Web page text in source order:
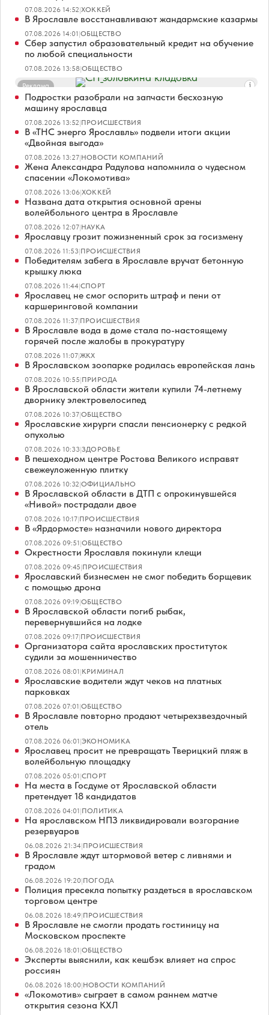
07.08.2026 14:52|ХОККЕЙ
В Ярославле восстанавливают жандармские казармы
07.08.2026 14:01|ОБЩЕСТВО
Сбер запустил образовательный кредит на обучение
по любой специальности
07.08.2026 13:58|ОБЩЕСТВО
Реклама
Подростки разобрали на запчасти бесхозную
машину ярославца
07.08.2026 13:52|ПРОИСШЕСТВИЯ
В «ТНС энерго Ярославль» подвели итоги акции
«Двойная выгода»
07.08.2026 13:27|НОВОСТИ КОМПАНИЙ
Жена Александра Радулова напомнила о чудесном
спасении «Локомотива»
07.08.2026 13:06|ХОККЕЙ
Названа дата открытия основной арены
волейбольного центра в Ярославле
07.08.2026 12:07|НАУКА
Ярославцу грозит пожизненный срок за госизмену
07.08.2026 11:53|ПРОИСШЕСТВИЯ
Победителям забега в Ярославле вручат бетонную
крышку люка
07.08.2026 11:44|СПОРТ
Ярославец не смог оспорить штраф и пени от
каршеринговой компании
07.08.2026 11:37|ПРОИСШЕСТВИЯ
В Ярославле вода в доме стала по-настоящему
горячей после жалобы в прокуратуру
07.08.2026 11:07|ЖКХ
В Ярославском зоопарке родилась европейская лань
07.08.2026 10:55|ПРИРОДА
В Ярославской области жители купили 74-летнему
дворнику электровелосипед
07.08.2026 10:37|ОБЩЕСТВО
Ярославские хирурги спасли пенсионерку с редкой
опухолью
07.08.2026 10:33|ЗДОРОВЬЕ
В пешеходном центре Ростова Великого исправят
свежеуложенную плитку
07.08.2026 10:32|ОФИЦИАЛЬНО
В Ярославской области в ДТП с опрокинувшейся
«Нивой» пострадали двое
07.08.2026 10:17|ПРОИСШЕСТВИЯ
В «Ярдормосте» назначили нового директора
07.08.2026 09:51|ОБЩЕСТВО
Окрестности Ярославля покинули клещи
07.08.2026 09:45|ПРОИСШЕСТВИЯ
Ярославский бизнесмен не смог победить борщевик
с помощью дрона
07.08.2026 09:19|ОБЩЕСТВО
В Ярославской области погиб рыбак,
перевернувшийся на лодке
07.08.2026 09:17|ПРОИСШЕСТВИЯ
Организатора сайта ярославских проституток
судили за мошенничество
07.08.2026 08:01|КРИМИНАЛ
Ярославские водители ждут чеков на платных
парковках
07.08.2026 07:01|ОБЩЕСТВО
В Ярославле повторно продают четырехзвездочный
отель
07.08.2026 06:01|ЭКОНОМИКА
Ярославец просит не превращать Тверицкий пляж в
волейбольную площадку
07.08.2026 05:01|СПОРТ
На места в Госдуме от Ярославской области
претендует 18 кандидатов
07.08.2026 04:01|ПОЛИТИКА
На ярославском НПЗ ликвидировали возгорание
резервуаров
06.08.2026 21:34|ПРОИСШЕСТВИЯ
В Ярославле ждут штормовой ветер с ливнями и
градом
06.08.2026 19:20|ПОГОДА
Полиция пресекла попытку раздеться в ярославском
торговом центре
06.08.2026 18:49|ПРОИСШЕСТВИЯ
В Ярославле не смогли продать гостиницу на
Московском проспекте
06.08.2026 18:01|ОБЩЕСТВО
Эксперты выяснили, как кешбэк влияет на спрос
россиян
06.08.2026 18:00|НОВОСТИ КОМПАНИЙ
«Локомотив» сыграет в самом раннем матче
открытия сезона КХЛ